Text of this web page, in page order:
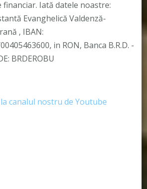
Iată datele noastre:
Evanghelică Valdenză-
, IBAN:
in RON, Banca B.R.D. -
BRDEROBU
canalul nostru de Youtube